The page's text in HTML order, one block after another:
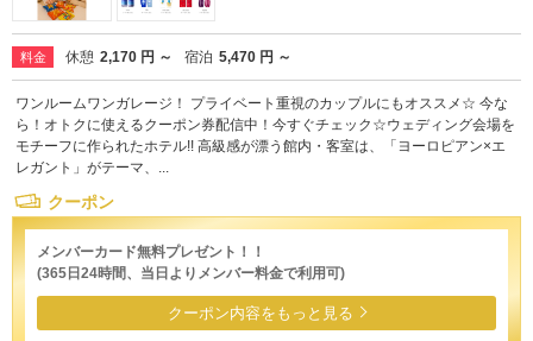
料金 休憩 2,170 円 ～ 宿泊 5,470 円 ～
ワンルームワンガレージ！ プライベート重視のカップルにもオススメ☆ 今な
ら！オトクに使えるクーポン券配信中！今すぐチェック☆ウェディング会場を
モチーフに作られたホテル!! 高級感が漂う館内・客室は、「ヨーロピアン×エ
レガント」がテーマ、...
クーポン
メンバーカード無料プレゼント！！
(365日24時間、当日よりメンバー料金で利用可)
クーポン内容をもっと見る